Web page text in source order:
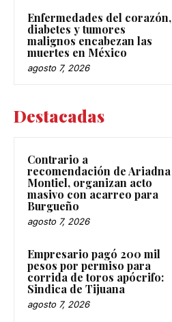
Enfermedades del corazón,
diabetes y tumores
malignos encabezan las
muertes en México
agosto 7, 2026
Destacadas
Contrario a
recomendación de Ariadna
Montiel, organizan acto
masivo con acarreo para
Burgueño
agosto 7, 2026
Empresario pagó 200 mil
pesos por permiso para
corrida de toros apócrifo:
Sindica de Tijuana
agosto 7, 2026